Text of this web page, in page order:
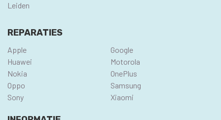
Leiden
REPARATIES
Apple
Google
Huawei
Motorola
Nokia
OnePlus
Oppo
Samsung
Sony
Xiaomi